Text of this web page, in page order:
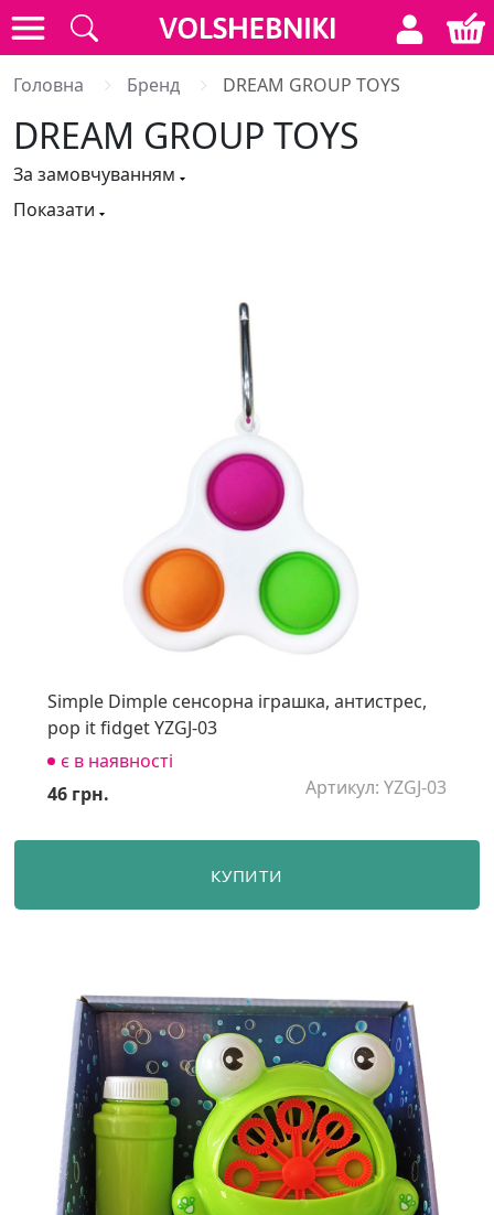
Головна Бренд DREAM GROUP TOYS
DREAM GROUP TOYS
За замовчуванням
Показати
Simple Dimple сенсорна іграшка, антистрес,
pop it fidget YZGJ-03
є в наявності
Артикул: YZGJ-03
46 грн.
КУПИТИ